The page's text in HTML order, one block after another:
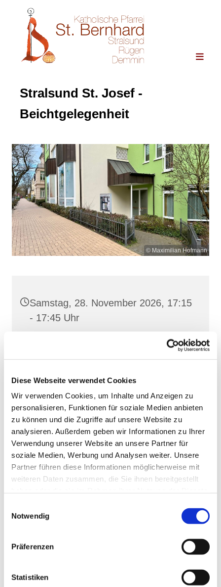
Diese Webseite verwendet Cookies
Wir verwenden Cookies, um Inhalte und Anzeigen zu
personalisieren, Funktionen für soziale Medien anbieten
zu können und die Zugriffe auf unsere Website zu
analysieren. Außerdem geben wir Informationen zu Ihrer
Verwendung unserer Website an unsere Partner für
soziale Medien, Werbung und Analysen weiter. Unsere
Partner führen diese Informationen möglicherweise mit
weiteren Daten zusammen, die Sie ihnen bereitgestellt
Notwendig
Präferenzen
Statistiken
Stralsund St. Josef -
Beichtgelegenheit
© Maximilian Hofmann
Samstag, 28. November 2026, 17:15
- 17:45 Uhr
St. Josef, Stralsund, Jungfernstieg
3A, 18437 Stralsund